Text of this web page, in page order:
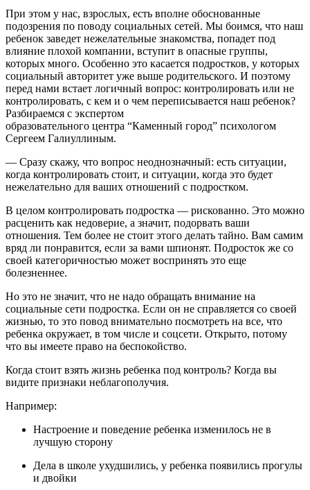
При этом у нас, взрослых, есть вполне обоснованные
подозрения по поводу социальных сетей. Мы боимся, что наш
ребенок заведет нежелательные знакомства, попадет под
влияние плохой компании, вступит в опасные группы,
которых много. Особенно это касается подростков, у которых
социальный авторитет уже выше родительского. И поэтому
перед нами встает логичный вопрос: контролировать или не
контролировать, с кем и о чем переписывается наш ребенок?
Разбираемся с экспертом
образовательного центра “Каменный город” психологом
Сергеем Галиуллиным.
— Сразу скажу, что вопрос неоднозначный: есть ситуации,
когда контролировать стоит, и ситуации, когда это будет
нежелательно для ваших отношений с подростком.
В целом контролировать подростка — рискованно. Это можно
расценить как недоверие, а значит, подорвать ваши
отношения. Тем более не стоит этого делать тайно. Вам самим
вряд ли понравится, если за вами шпионят. Подросток же со
своей категоричностью может воспринять это еще
болезненнее.
Но это не значит, что не надо обращать внимание на
социальные сети подростка. Если он не справляется со своей
жизнью, то это повод внимательно посмотреть на все, что
ребенка окружает, в том числе и соцсети. Открыто, потому
что вы имеете право на беспокойство.
Когда стоит взять жизнь ребенка под контроль? Когда вы
видите признаки неблагополучия.
Например:
Настроение и поведение ребенка изменилось не в
лучшую сторону
Дела в школе ухудшились, у ребенка появились прогулы
и двойки